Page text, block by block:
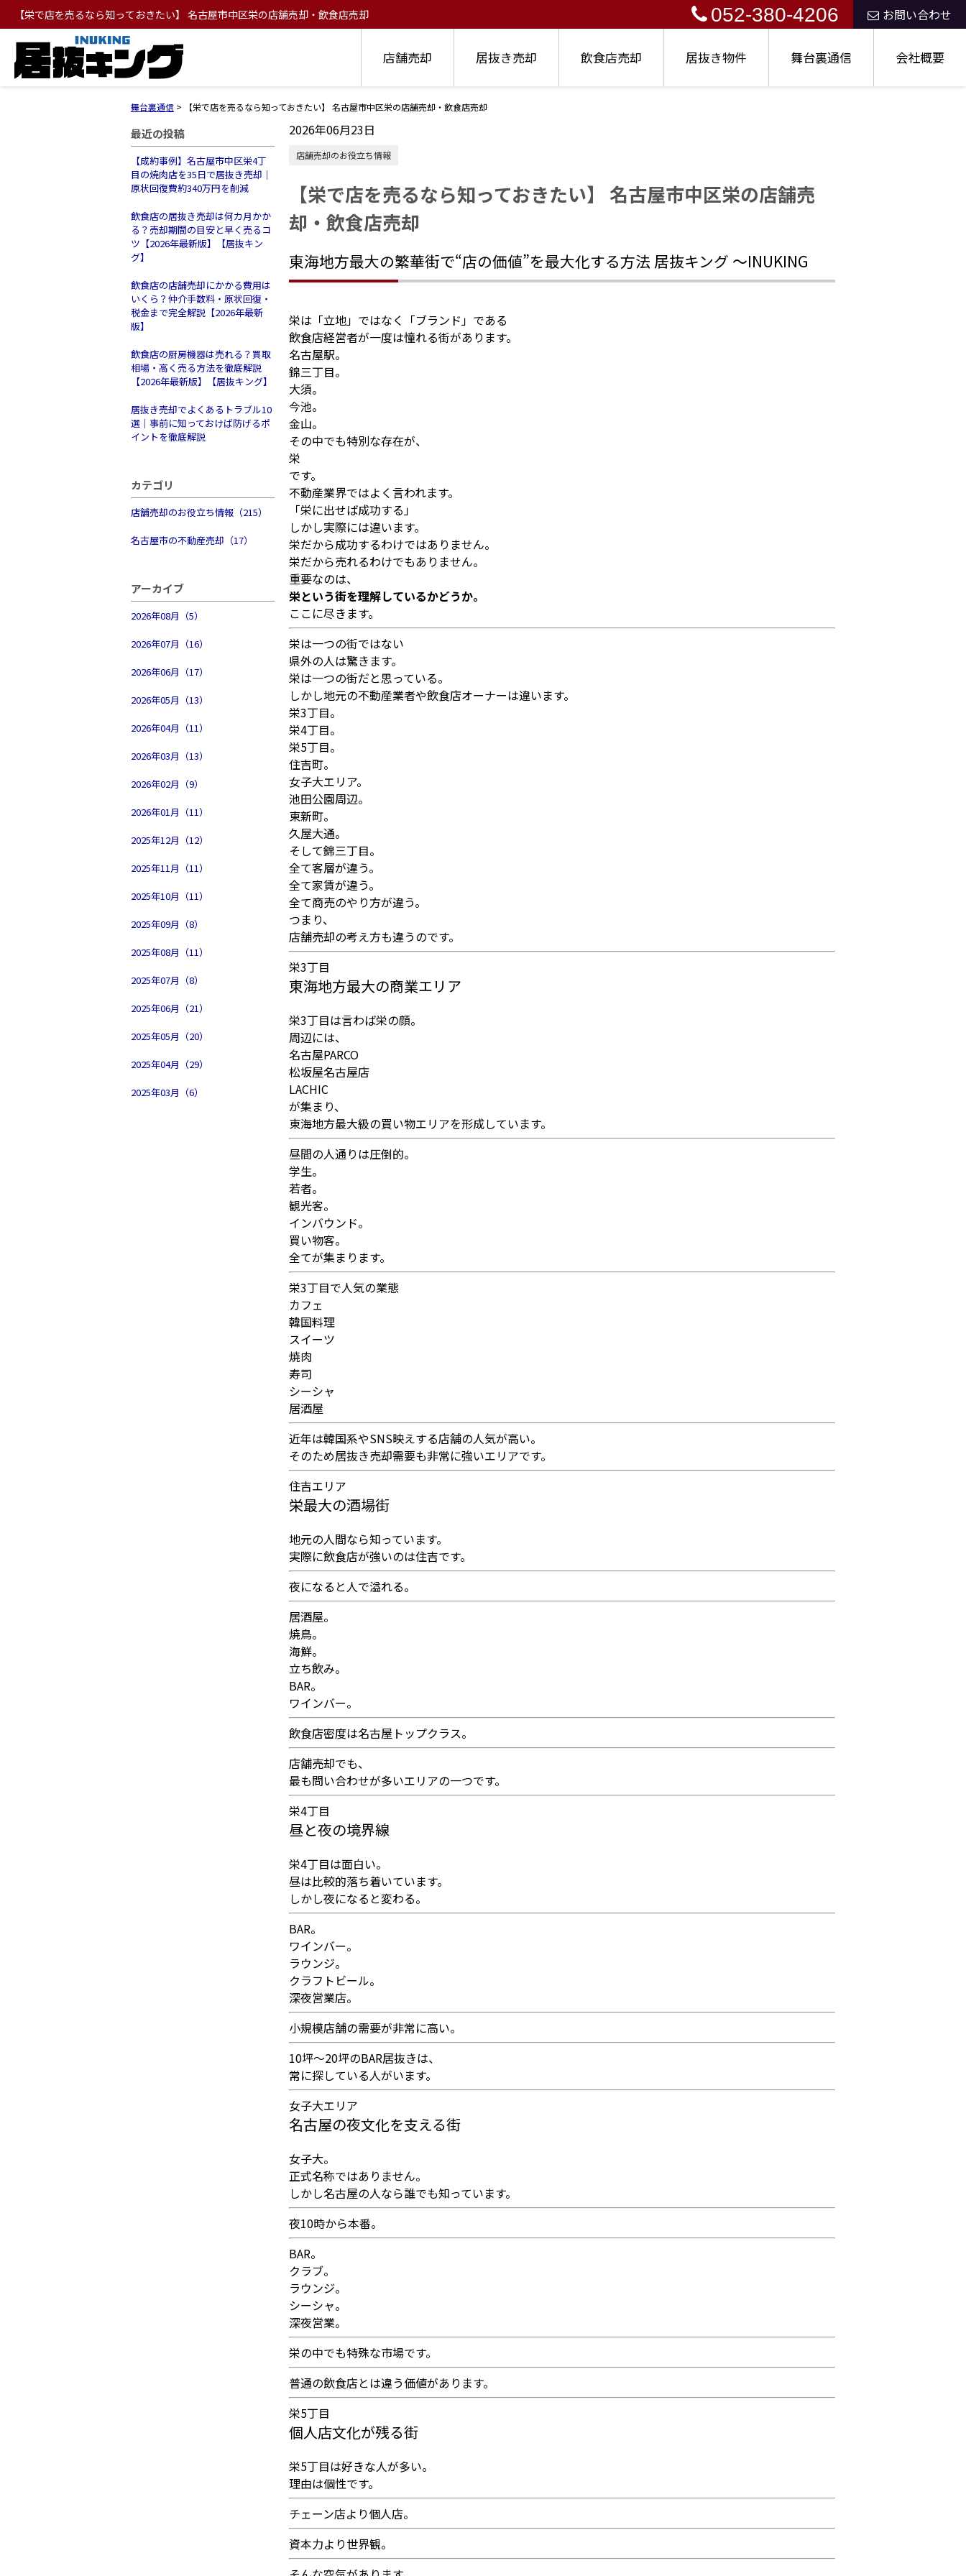
【栄で店を売るなら知っておきたい】 名古屋市中区栄の店舗売却・飲食店売却 052-380-4206 お問い合わせ
店舗売却 居抜き売却 飲食店売却 居抜き物件 舞台裏通信 会社概要
舞台裏通信 > 【栄で店を売るなら知っておきたい】 名古屋市中区栄の店舗売却・飲食店売却
最近の投稿
【成約事例】名古屋市中区栄4丁
目の焼肉店を35日で居抜き売却｜
原状回復費約340万円を削減
飲食店の居抜き売却は何カ月かか
る？売却期間の目安と早く売るコ
ツ【2026年最新版】【居抜キン
グ】
飲食店の店舗売却にかかる費用は
いくら？仲介手数料・原状回復・
税金まで完全解説【2026年最新
版】
飲食店の厨房機器は売れる？買取
相場・高く売る方法を徹底解説
【2026年最新版】【居抜キング】
居抜き売却でよくあるトラブル10
選｜事前に知っておけば防げるポ
イントを徹底解説
カテゴリ
店舗売却のお役立ち情報（215）
名古屋市の不動産売却（17）
アーカイブ
2026年08月（5）
2026年07月（16）
2026年06月（17）
2026年05月（13）
2026年04月（11）
2026年03月（13）
2026年02月（9）
2026年01月（11）
2025年12月（12）
2025年11月（11）
2025年10月（11）
2025年09月（8）
2025年08月（11）
2025年07月（8）
2025年06月（21）
2025年05月（20）
2025年04月（29）
2025年03月（6）
2026年06月23日
店舗売却のお役立ち情報
【栄で店を売るなら知っておきたい】 名古屋市中区栄の店舗売
却・飲食店売却
東海地方最大の繁華街で“店の価値”を最大化する方法 居抜キング ～INUKING
栄は「立地」ではなく「ブランド」である
飲食店経営者が一度は憧れる街があります。
名古屋駅。
錦三丁目。
大須。
今池。
金山。
その中でも特別な存在が、
栄
です。
不動産業界ではよく言われます。
「栄に出せば成功する」
しかし実際には違います。
栄だから成功するわけではありません。
栄だから売れるわけでもありません。
重要なのは、
栄という街を理解しているかどうか。
ここに尽きます。
栄は一つの街ではない
県外の人は驚きます。
栄は一つの街だと思っている。
しかし地元の不動産業者や飲食店オーナーは違います。
栄3丁目。
栄4丁目。
栄5丁目。
住吉町。
女子大エリア。
池田公園周辺。
東新町。
久屋大通。
そして錦三丁目。
全て客層が違う。
全て家賃が違う。
全て商売のやり方が違う。
つまり、
店舗売却の考え方も違うのです。
栄3丁目
東海地方最大の商業エリア
栄3丁目は言わば栄の顔。
周辺には、
名古屋PARCO
松坂屋名古屋店
LACHIC
が集まり、
東海地方最大級の買い物エリアを形成しています。
昼間の人通りは圧倒的。
学生。
若者。
観光客。
インバウンド。
買い物客。
全てが集まります。
栄3丁目で人気の業態
カフェ
韓国料理
スイーツ
焼肉
寿司
シーシャ
居酒屋
近年は韓国系やSNS映えする店舗の人気が高い。
そのため居抜き売却需要も非常に強いエリアです。
住吉エリア
栄最大の酒場街
地元の人間なら知っています。
実際に飲食店が強いのは住吉です。
夜になると人で溢れる。
居酒屋。
焼鳥。
海鮮。
立ち飲み。
BAR。
ワインバー。
飲食店密度は名古屋トップクラス。
店舗売却でも、
最も問い合わせが多いエリアの一つです。
栄4丁目
昼と夜の境界線
栄4丁目は面白い。
昼は比較的落ち着いています。
しかし夜になると変わる。
BAR。
ワインバー。
ラウンジ。
クラフトビール。
深夜営業店。
小規模店舗の需要が非常に高い。
10坪〜20坪のBAR居抜きは、
常に探している人がいます。
女子大エリア
名古屋の夜文化を支える街
女子大。
正式名称ではありません。
しかし名古屋の人なら誰でも知っています。
夜10時から本番。
BAR。
クラブ。
ラウンジ。
シーシャ。
深夜営業。
栄の中でも特殊な市場です。
普通の飲食店とは違う価値があります。
栄5丁目
個人店文化が残る街
栄5丁目は好きな人が多い。
理由は個性です。
チェーン店より個人店。
資本力より世界観。